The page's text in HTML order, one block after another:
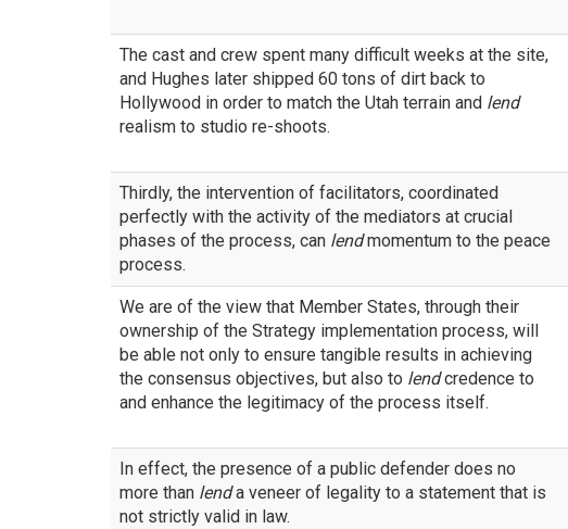
The cast and crew spent many difficult weeks at the site,
and Hughes later shipped 60 tons of dirt back to
Hollywood in order to match the Utah terrain and lend
realism to studio re-shoots.
Thirdly, the intervention of facilitators, coordinated
perfectly with the activity of the mediators at crucial
phases of the process, can lendmomentum to the peace
process.
We are of the view that Member States, through their
ownership of the Strategy implementation process, will
be able not only to ensure tangible results in achieving
the consensus objectives, but also to lendcredence to
and enhance the legitimacy of the process itself.
In effect, the presence of a public defender does no
more than lenda veneer of legality to a statement that is
not strictly valid in law.